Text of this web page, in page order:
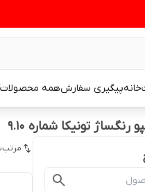
خانهپیگیری سفارشهمه محصولات
تونیکا شماره ۹.۱۰